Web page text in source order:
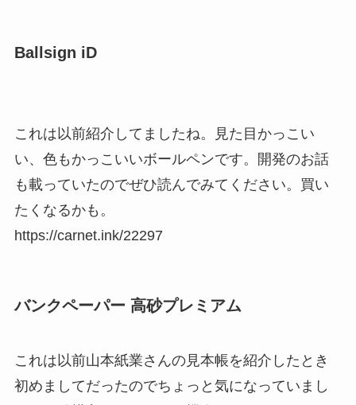
Ballsign iD
これは以前紹介してましたね。見た目かっこい
い、色もかっこいいボールペンです。開発のお話
も載っていたのでぜひ読んでみてください。買い
たくなるかも。
https://carnet.ink/22297
バンクペーパー 高砂プレミアム
これは以前山本紙業さんの見本帳を紹介したとき
初めましてだったのでちょっと気になっていまし